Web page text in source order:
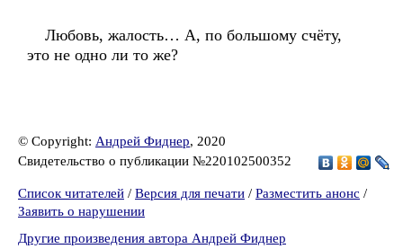
Любовь, жалость… А, по большому счёту,
это не одно ли то же?
© Copyright: Андрей Фиднер, 2020
Свидетельство о публикации №220102500352
Список читателей / Версия для печати / Разместить анонс /
Заявить о нарушении
Другие произведения автора Андрей Фиднер